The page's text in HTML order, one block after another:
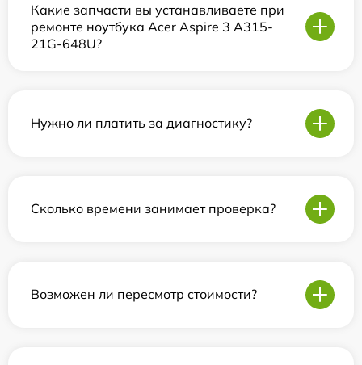
Какие запчасти вы устанавливаете при
ремонте ноутбука Acer Aspire 3 A315-
21G-648U?
Нужно ли платить за диагностику?
Сколько времени занимает проверка?
Возможен ли пересмотр стоимости?